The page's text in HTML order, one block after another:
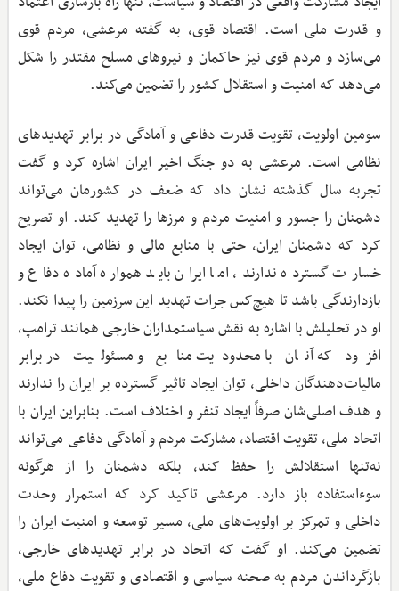
و قدرت ملی است. اقتصاد قوی، به گفته مرعشی، مردم قوی
می‌سازد و مردم قوی نیز حاکمان و نیروهای مسلح مقتدر را شکل
می‌دهد که امنیت و استقلال کشور را تضمین می‌کند.
سومین اولویت، تقویت قدرت دفاعی و آمادگی در برابر تهدیدهای
نظامی است. مرعشی به دو جنگ اخیر ایران اشاره کرد و گفت
تجربه سال گذشته نشان داد که ضعف در کشورمان می‌تواند
دشمنان را جسور و امنیت مردم و مرزها را تهدید کند. او تصریح
کرد که دشمنان ایران، حتی با منابع مالی و نظامی، توان ایجاد
خسارت گسترده ندارند، اما ایران باید همواره آماده دفاع و
بازدارندگی باشد تا هیچ‌کس جرات تهدید این سرزمین را پیدا نکند.
او در تحلیلش با اشاره به نقش سیاستمداران خارجی همانند ترامپ،
افزود که آنان با محدودیت منابع و مسئولیت در برابر
مالیات‌دهندگان داخلی، توان ایجاد تاثیر گسترده بر ایران را ندارند
و هدف اصلی‌شان صرفاً ایجاد تنفر و اختلاف است. بنابراین ایران با
اتحاد ملی، تقویت اقتصاد، مشارکت مردم و آمادگی دفاعی می‌تواند
نه‌تنها استقلالش را حفظ کند، بلکه دشمنان را از هرگونه
سوءاستفاده باز دارد. مرعشی تاکید کرد که استمرار وحدت
داخلی و تمرکز بر اولویت‌های ملی، مسیر توسعه و امنیت ایران را
تضمین می‌کند. او گفت که اتحاد در برابر تهدیدهای خارجی،
بازگرداندن مردم به صحنه سیاسی و اقتصادی و تقویت دفاع ملی،